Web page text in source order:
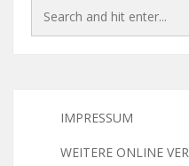
IMPRESSUM
WEITERE ONLINE